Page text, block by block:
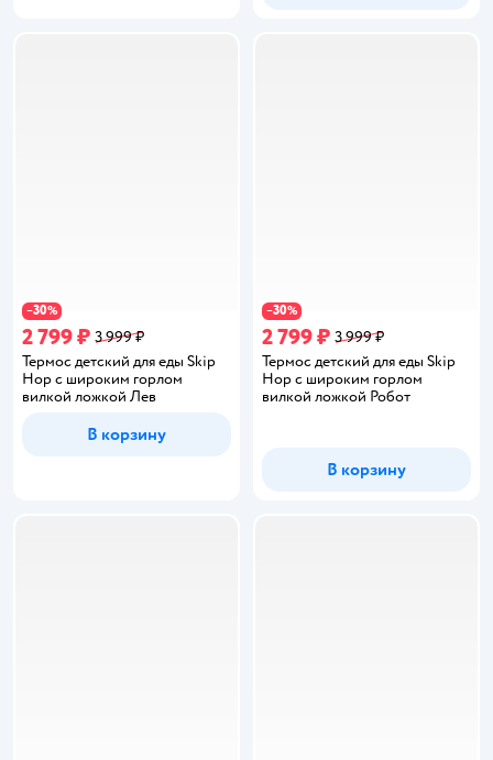
−30%
2 799 ₽ 3 999 ₽
Термос детский для еды Skip
Hop с широким горлом
вилкой ложкой Лев
В корзину
−30%
2 799 ₽ 3 999 ₽
Термос детский для еды Skip
Hop с широким горлом
вилкой ложкой Робот
В корзину